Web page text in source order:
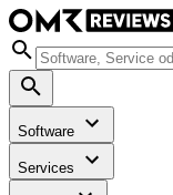
Software
Services